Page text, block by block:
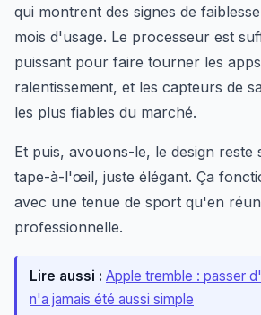
qui montrent des signes de
mois d'usage. Le processeur est
puissant pour faire tourner les
ralentissement, et les capteurs de
les plus fiables du marché.
Et puis, avouons-le, le design reste
tape-à-l'œil, juste élégant. Ça
avec une tenue de sport qu'en
professionnelle.
Lire aussi : Apple tremble : passer
n'a jamais été aussi simple